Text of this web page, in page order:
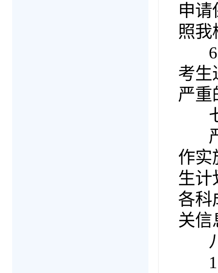
申
照我
6.
考生
严重
七
严
作实
生计
各科
关信
八
1.